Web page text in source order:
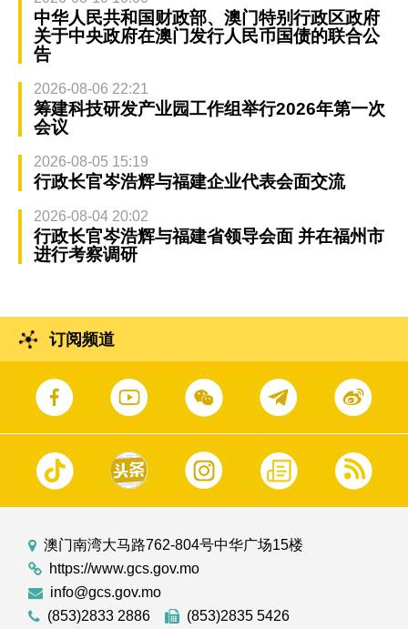
中华人民共和国财政部、澳门特别行政区政府
关于中央政府在澳门发行人民币国债的联合公
告
2026-08-06 22:21
筹建科技研发产业园工作组举行2026年第一次
会议
2026-08-05 15:19
行政长官岑浩辉与福建企业代表会面交流
2026-08-04 20:02
行政长官岑浩辉与福建省领导会面 并在福州市
进行考察调研
订阅频道
澳门南湾大马路762-804号中华广场15楼
https://www.gcs.gov.mo
info@gcs.gov.mo
(853)2833 2886
(853)2835 5426